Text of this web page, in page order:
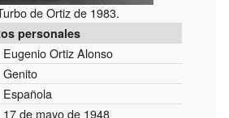
de Ortiz de 1983.
personales
Eugenio Ortiz Alonso
Genito
Española
17 de mayo de 1948